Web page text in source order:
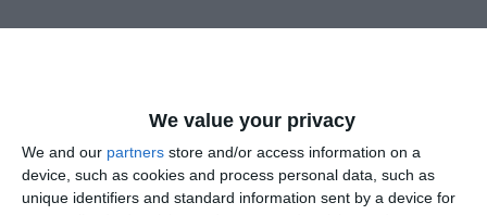
We value your privacy
We and our partners store and/or access information on a
device, such as cookies and process personal data, such as
unique identifiers and standard information sent by a device for
Durata superficiei este de 5 ani.